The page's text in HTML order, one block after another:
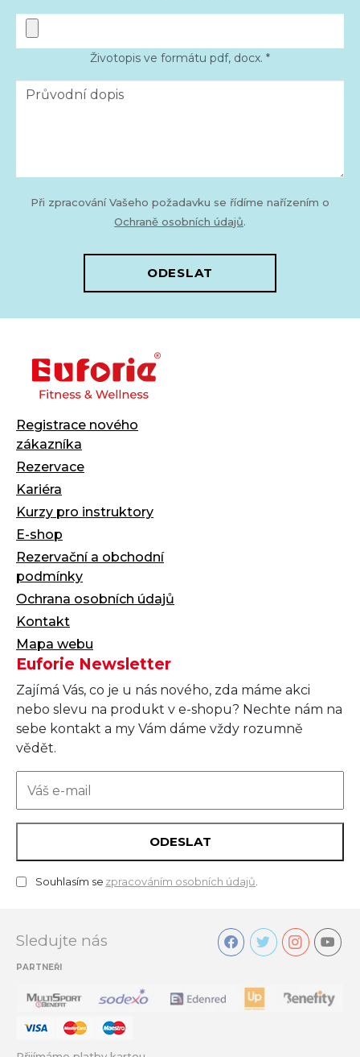
Životopis ve formátu pdf, docx. *
Při zpracování Vašeho požadavku se řídíme nařízením o
Ochraně osobních údajů.
ODESLAT
Registrace nového
zákazníka
Rezervace
Kariéra
Kurzy pro instruktory
E-shop
Rezervační a obchodní
podmínky
Ochrana osobních údajů
Kontakt
Mapa webu
Euforie Newsletter
Zajímá Vás, co je u nás nového, zda máme akci
nebo slevu na produkt v e-shopu? Nechte nám na
sebe kontakt a my Vám dáme vždy rozumně
vědět.
ODESLAT
Souhlasím se zpracováním osobních údajů
Sledujte nás
PARTNEŘI